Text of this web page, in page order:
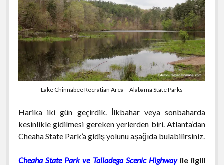
Lake Chinnabee Recratian Area – Alabama State Parks
Harika iki gün geçirdik. İlkbahar veya sonbaharda
kesinlikle gidilmesi gereken yerlerden biri. Atlanta’dan
Cheaha State Park’a gidiş yolunu aşağıda bulabilirsiniz.
Cheaha State Park ve Talladega Scenic Highway ile ilgili